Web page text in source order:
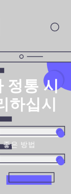
정통 시
하십시
좋은 방법